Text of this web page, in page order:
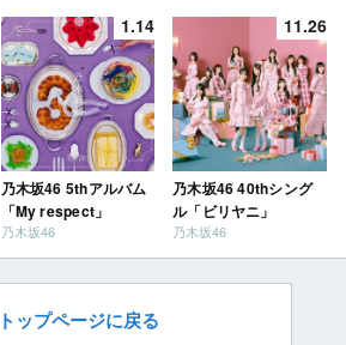
1.14
乃木坂46 5thアルバム
「My respect」
乃木坂46
11.26
乃木坂46 40thシング
ル「ビリヤニ」
乃木坂46
トップページに戻る